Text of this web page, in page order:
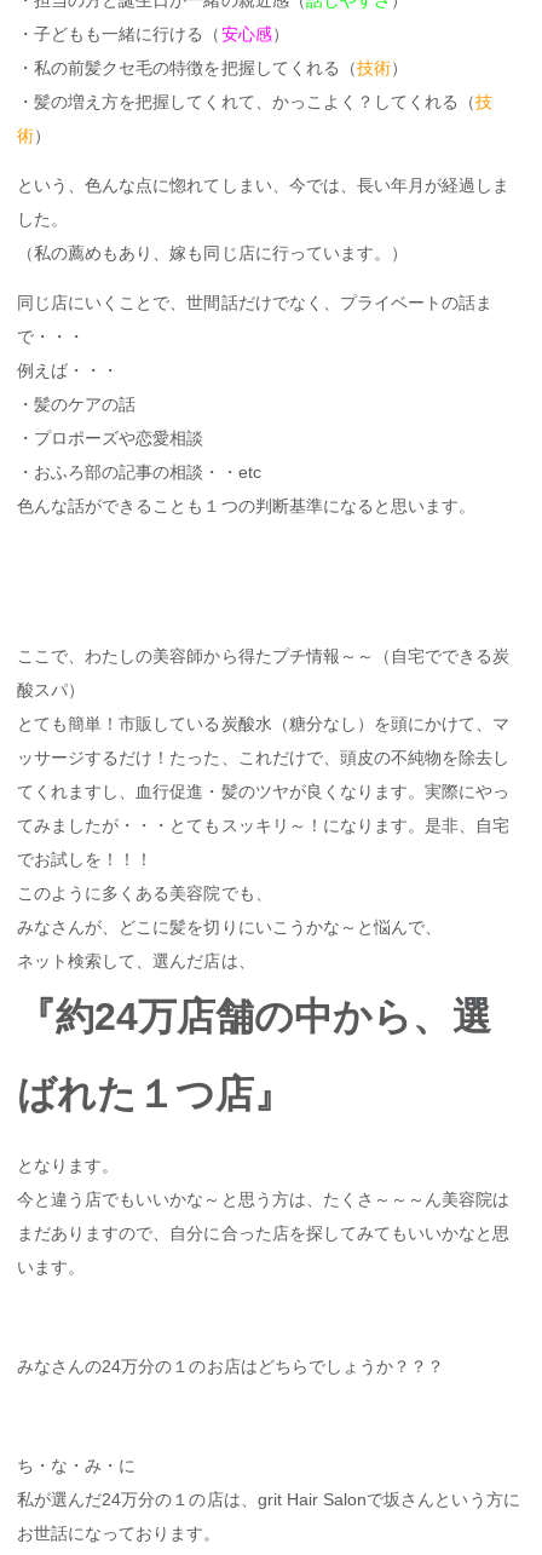
・子どもも一緒に行ける（安心感）
・私の前髪クセ毛の特徴を把握してくれる（技術）
・髪の増え方を把握してくれて、かっこよく？してくれる（技
術）
という、色んな点に惚れてしまい、今では、長い年月が経過しま
した。
（私の薦めもあり、嫁も同じ店に行っています。）
同じ店にいくことで、世間話だけでなく、プライベートの話ま
で・・・
例えば・・・
・髪のケアの話
・プロポーズや恋愛相談
・おふろ部の記事の相談・・etc
色んな話ができることも１つの判断基準になると思います。
ここで、わたしの美容師から得たプチ情報～～（自宅でできる炭
酸スパ）
とても簡単！市販している炭酸水（糖分なし）を頭にかけて、マ
ッサージするだけ！たった、これだけで、頭皮の不純物を除去し
てくれますし、血行促進・髪のツヤが良くなります。実際にやっ
てみましたが・・・とてもスッキリ～！になります。是非、自宅
でお試しを！！！
このように多くある美容院でも、
みなさんが、どこに髪を切りにいこうかな～と悩んで、
ネット検索して、選んだ店は、
『約24万店舗の中から、選
ばれた１つ店』
となります。
今と違う店でもいいかな～と思う方は、たくさ～～～ん美容院は
まだありますので、自分に合った店を探してみてもいいかなと思
います。
みなさんの24万分の１のお店はどちらでしょうか？？？
ち・な・み・に
私が選んだ24万分の１の店は、grit Hair Salonで坂さんという方に
お世話になっております。